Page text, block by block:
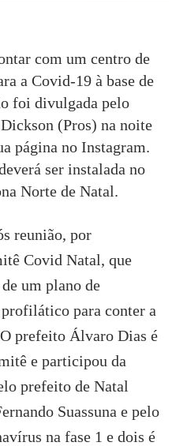
com um centro de
a Covid-19 à base de
foi divulgada pelo
(Pros) na noite
página no Instagram.
ser instalada no
Norte de Natal.
reunião, por
Covid Natal, que
um plano de
para conter a
prefeito Álvaro Dias é
e participou da
prefeito de Natal
Suassuna e pelo
na fase 1 e dois é